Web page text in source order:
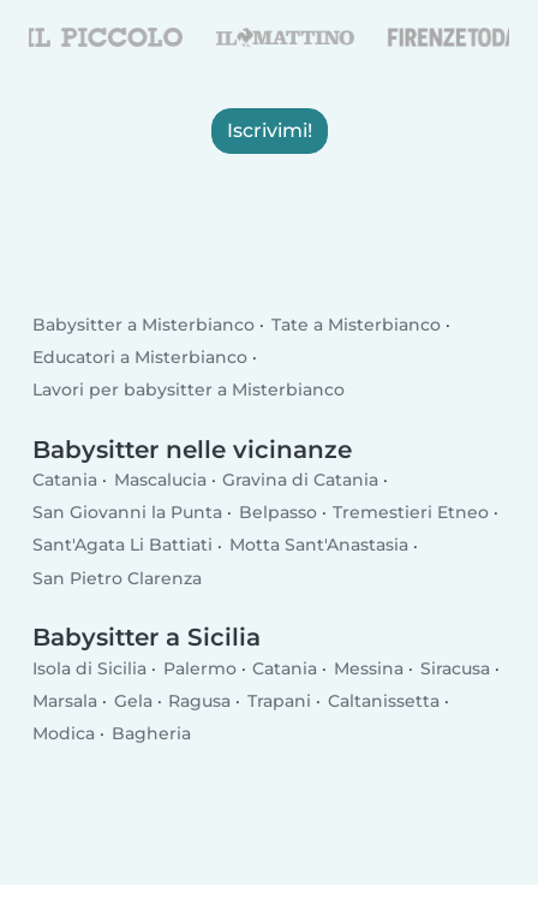
Iscrivimi!
Babysitter a Misterbianco
Tate a Misterbianco
Educatori a Misterbianco
Lavori per babysitter a Misterbianco
Babysitter nelle vicinanze
Catania Mascalucia
Gravina di Catania
San Giovanni la Punta
Belpasso
Tremestieri Etneo
Sant'Agata Li Battiati
Motta Sant'Anastasia
San Pietro Clarenza
Babysitter a Sicilia
Isola di Sicilia Palermo Catania Messina
Siracusa
Marsala
Gela Ragusa Trapani
Caltanissetta
Modica
Bagheria